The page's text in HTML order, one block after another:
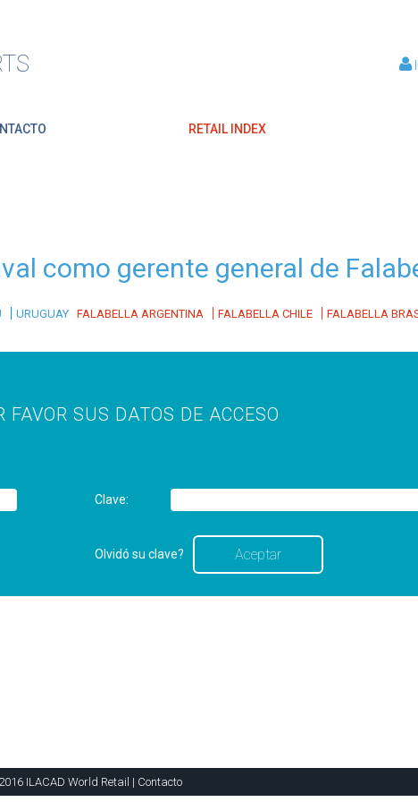
RETAIL INDEX
como gerente general de
| URUGUAY FALABELLA ARGENTINA | FALABELLA CHILE | FALABELLA
FAVOR SUS DATOS DE ACCESO
Clave:
Olvidó su clave?
ILACAD World Retail | Contacto